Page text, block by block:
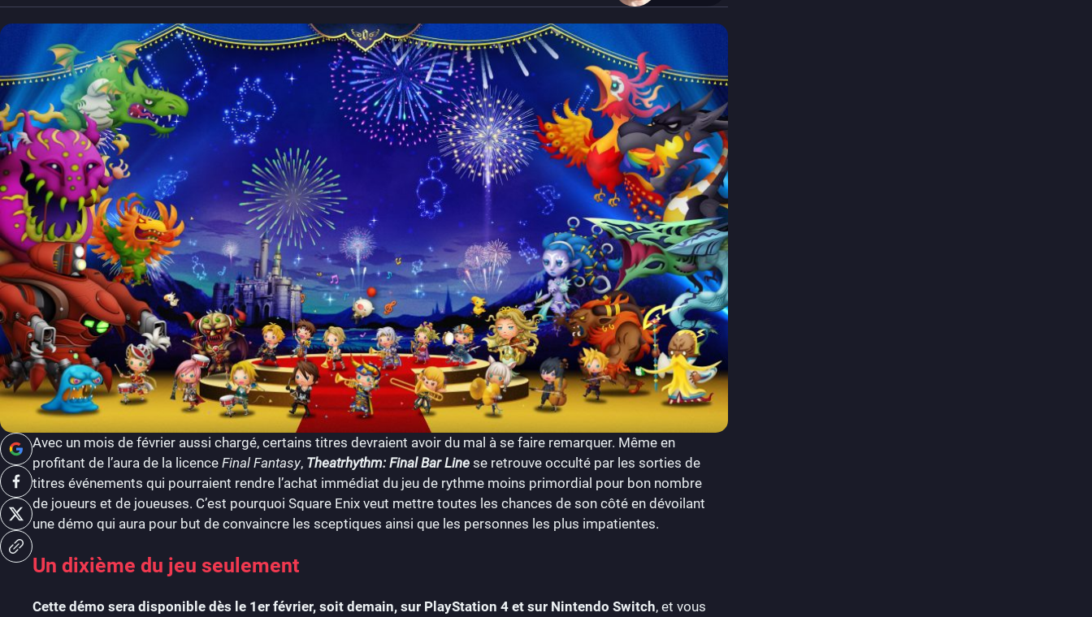
Avec un mois de février aussi chargé, certains titres devraient avoir du mal à se faire remarquer. Même en
profitant de l’aura de la licence Final Fantasy, Theatrhythm: Final Bar Line se retrouve occulté par les sorties de
titres événements qui pourraient rendre l’achat immédiat du jeu de rythme moins primordial pour bon nombre
de joueurs et de joueuses. C’est pourquoi Square Enix veut mettre toutes les chances de son côté en dévoilant
une démo qui aura pour but de convaincre les sceptiques ainsi que les personnes les plus impatientes.
Un dixième du jeu seulement
Cette démo sera disponible dès le 1er février, soit demain, sur PlayStation 4 et sur Nintendo Switch, et vous